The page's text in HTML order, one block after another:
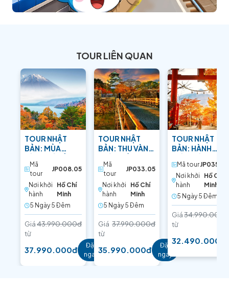
TOUR LIÊN QUAN
TOUR NHẬT
BẢN: MÙA
MẶT TRỜI MỌC
Mã
tour
JP008.05
Nơi khởi
hành
Hồ Chí
Minh
5 Ngày 5 Ðêm
Giá
từ
43.990.000đ
37.990.000đ
Đặt
ngay
TOUR NHẬT
BẢN: THU VÀNG
NƯỚC PHÙ
TANG
Mã
tour
JP033.05
Nơi khởi
hành
Hồ Chí
Minh
5 Ngày 5 Ðêm
Giá
từ
37.990.000đ
35.990.000đ
Đặt
ngay
TOUR NHẬT
BẢN: HÀNH
KÝ ỨC XƯA
Mã tourJP035.05
Nơi khởi
hành
Hồ Chí
Minh
5 Ngày 5 Ðêm
Giá
từ
34.990.000đ
32.490.000đ